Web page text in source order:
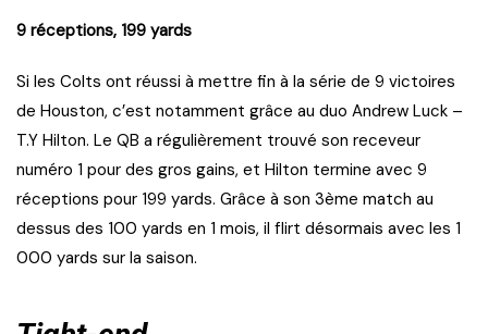
9 réceptions, 199 yards
Si les Colts ont réussi à mettre fin à la série de 9 victoires
de Houston, c’est notamment grâce au duo Andrew Luck –
T.Y Hilton. Le QB a régulièrement trouvé son receveur
numéro 1 pour des gros gains, et Hilton termine avec 9
réceptions pour 199 yards. Grâce à son 3ème match au
dessus des 100 yards en 1 mois, il flirt désormais avec les 1
000 yards sur la saison.